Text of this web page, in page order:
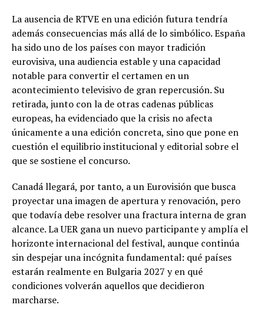
La ausencia de RTVE en una edición futura tendría
además consecuencias más allá de lo simbólico. España
ha sido uno de los países con mayor tradición
eurovisiva, una audiencia estable y una capacidad
notable para convertir el certamen en un
acontecimiento televisivo de gran repercusión. Su
retirada, junto con la de otras cadenas públicas
europeas, ha evidenciado que la crisis no afecta
únicamente a una edición concreta, sino que pone en
cuestión el equilibrio institucional y editorial sobre el
que se sostiene el concurso.
Canadá llegará, por tanto, a un Eurovisión que busca
proyectar una imagen de apertura y renovación, pero
que todavía debe resolver una fractura interna de gran
alcance. La UER gana un nuevo participante y amplía el
horizonte internacional del festival, aunque continúa
sin despejar una incógnita fundamental: qué países
estarán realmente en Bulgaria 2027 y en qué
condiciones volverán aquellos que decidieron
marcharse.